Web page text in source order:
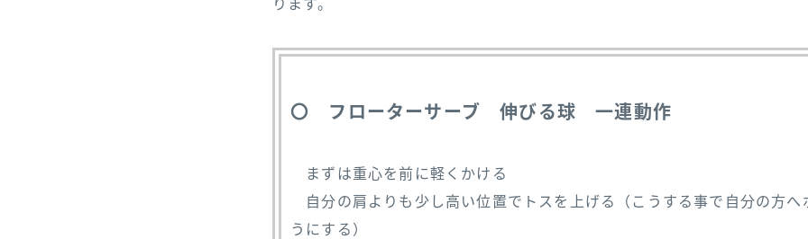
ります。
〇 フローターサーブ 伸びる球 一連動作
まずは重心を前に軽くかける
自分の肩よりも少し高い位置でトスを上げる（こうする事で自分の方へ
うにする）